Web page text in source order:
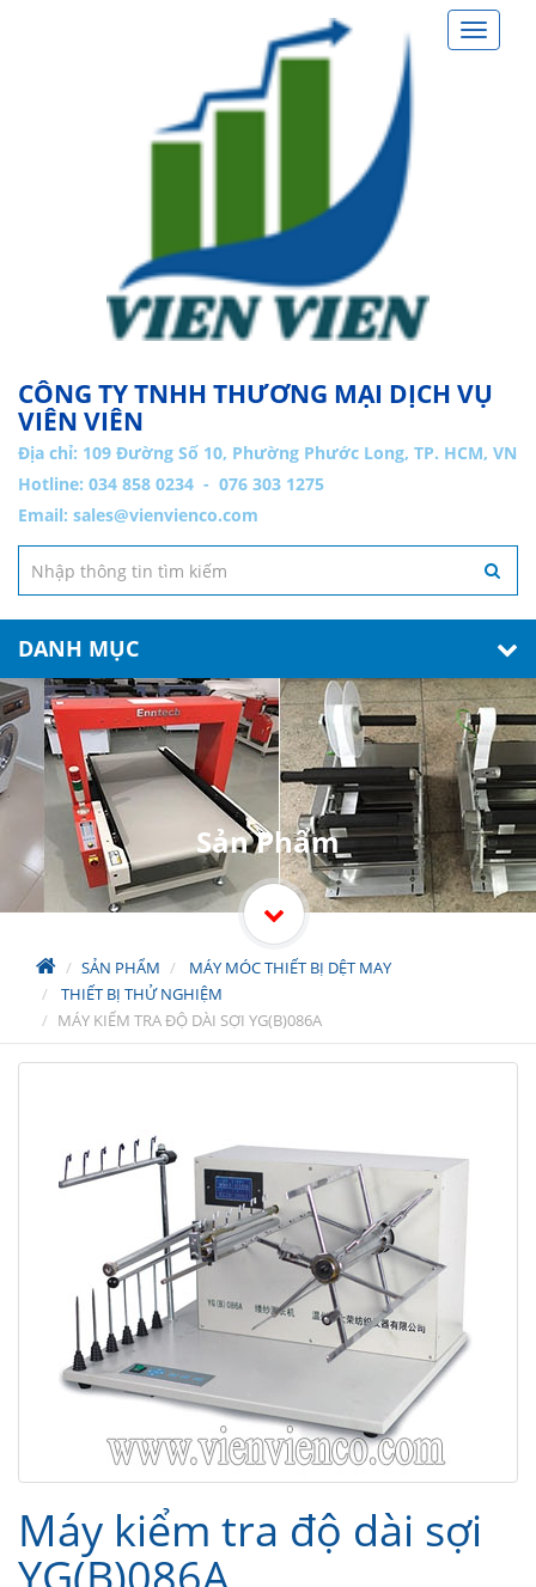
Toggle
CÔNG TY TNHH THƯƠNG MẠI DỊCH VỤ
VIÊN VIÊN
Địa chỉ: 109 Đường Số 10, Phường Phước Long, TP. HCM, VN
Hotline: 034 858 0234 - 076 303 1275
Email: sales@vienvienco.com
DANH MỤC
SẢN PHẨM
MÁY MÓC THIẾT BỊ DỆT MAY
THIẾT BỊ THỬ NGHIỆM
MÁY KIỂM TRA ĐỘ DÀI SỢI YG(B)086A
Sản Phẩm
Máy kiểm tra độ dài sợi